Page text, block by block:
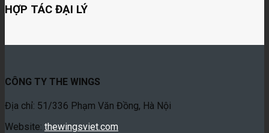
HỢP TÁC ĐẠI LÝ
CÔNG TY THE WINGS
Địa chỉ: 51/336 Phạm Văn Đồng, Hà Nội
Website: thewingsviet.com